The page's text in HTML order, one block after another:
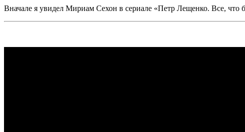
Вначале я увидел Мириам Сехон в сериале «Петр Лещенко. Все,